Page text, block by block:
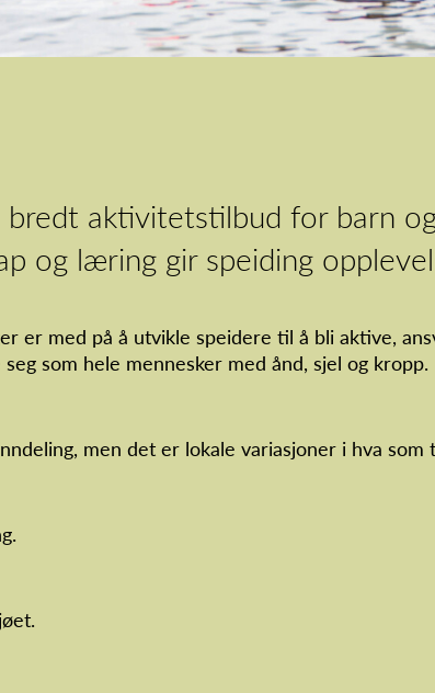
aktivitetstilbud for barn
og læring gir speiding
er med på å utvikle speidere til å bli aktive,
som hele mennesker med ånd, sjel og kropp.
men det er lokale variasjoner i hva som